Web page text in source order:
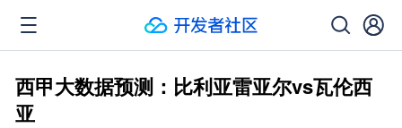
西甲大数据预测：比利亚雷亚尔vs瓦伦西
亚